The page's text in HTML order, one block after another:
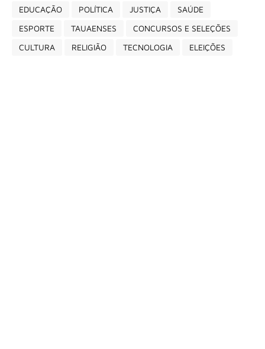
EDUCAÇÃO
POLÍTICA JUSTIÇA
SAÚDE
ESPORTE
TAUAENSES
CONCURSOS E SELEÇÕES
CULTURA
RELIGIÃO TECNOLOGIA ELEIÇÕES